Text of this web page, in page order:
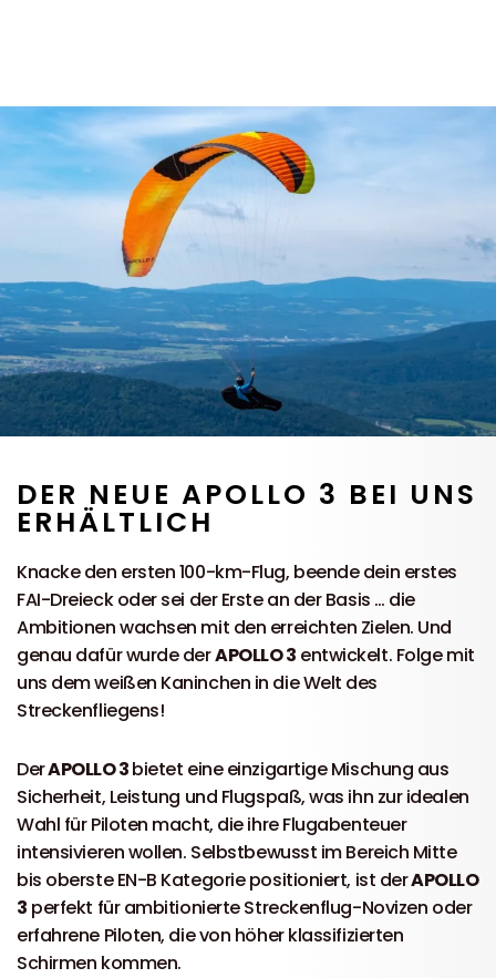
DER NEUE APOLLO 3 BEI UNS
ERHÄLTLICH
Knacke den ersten 100-km-Flug, beende dein erstes
FAI-Dreieck oder sei der Erste an der Basis … die
Ambitionen wachsen mit den erreichten Zielen. Und
genau dafür wurde derAPOLLO 3 entwickelt. Folge mit
uns dem weißen Kaninchen in die Welt des
Streckenfliegens!
DerAPOLLO 3bietet eine einzigartige Mischung aus
Sicherheit, Leistung und Flugspaß, was ihn zur idealen
Wahl für Piloten macht, die ihre Flugabenteuer
intensivieren wollen. Selbstbewusst im Bereich Mitte
bis oberste EN-B Kategorie positioniert, ist derAPOLLO
3 perfekt für ambitionierte Streckenflug-Novizen oder
erfahrene Piloten, die von höher klassifizierten
Schirmen kommen.